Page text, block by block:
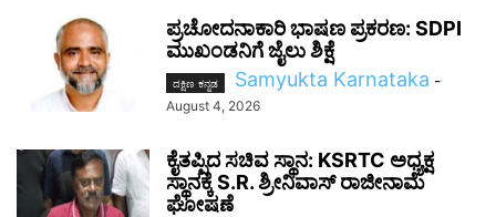
ಪ್ರಚೋದನಾಕಾರಿ ಭಾಷಣ ಪ್ರಕರಣ: SDPI
ಮುಖಂಡನಿಗೆ ಜೈಲು ಶಿಕ್ಷೆ
ದಕ್ಷಿಣ ಕನ್ನಡ Samyukta Karnataka -
August 4, 2026
ಕೈತಪ್ಪಿದ ಸಚಿವ ಸ್ಥಾನ: KSRTC ಅಧ್ಯಕ್ಷ
ಸ್ಥಾನಕ್ಕೆ S.R. ಶ್ರೀನಿವಾಸ್ ರಾಜೀನಾಮೆ
ಘೋಷಣೆ